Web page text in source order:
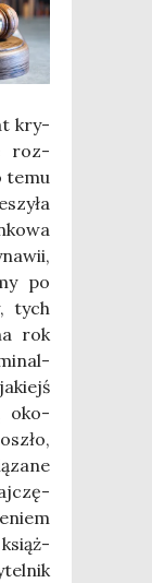
kry­
roz­
temu
po
tych
rok
oko­
książ­